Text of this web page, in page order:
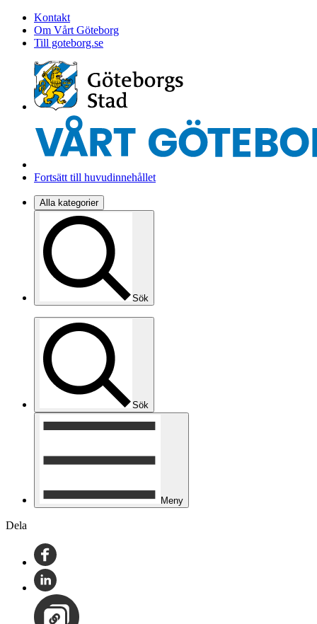
Kontakt
Om Vårt Göteborg
Till goteborg.se
Fortsätt till huvudinnehållet
Alla kategorier
Sök
Sök
Meny
Dela